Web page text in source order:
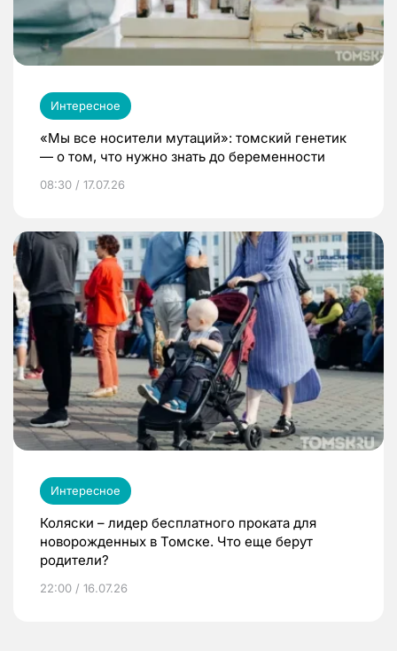
Интересное
«Мы все носители мутаций»: томский генетик
— о том, что нужно знать до беременности
08:30 / 17.07.26
Интересное
Коляски – лидер бесплатного проката для
новорожденных в Томске. Что еще берут
родители?
22:00 / 16.07.26